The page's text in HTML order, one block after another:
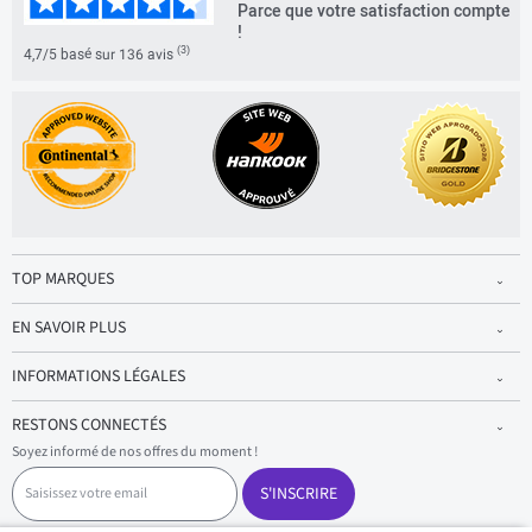
Parce que votre satisfaction compte
!
4,7/5 basé sur 136 avis (3)
TOP MARQUES
EN SAVOIR PLUS
INFORMATIONS LÉGALES
RESTONS CONNECTÉS
Soyez informé de nos offres du moment !
S
a
i
S'INSCRIRE